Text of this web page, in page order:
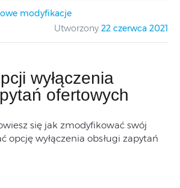
modyfikacje
Utworzony 22 czerwca 2021
wyłączenia
ofertowych
się jak zmodyfikować swój
opcję wyłączenia obsługi zapytań